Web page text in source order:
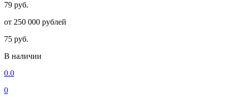
79 руб.
от 250 000 рублей
75 руб.
В наличии
0.0
0